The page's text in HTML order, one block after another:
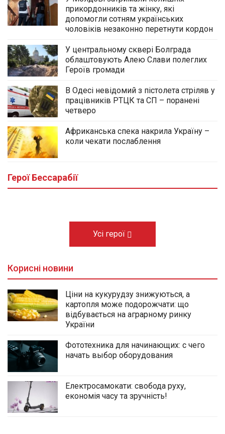
прикордонників та жінку, які
допомогли сотням українських
чоловіків незаконно перетнути кордон
У центральному сквері Болграда
облаштовують Алею Слави полеглих
Героїв громади
В Одесі невідомий з пістолета стріляв у
працівників РТЦК та СП – поранені
четверо
Африканська спека накрила Україну –
коли чекати послаблення
Герої Бессарабії
У центральному сквері Болграда
облаштовують Алею Слави полеглих
Героїв громади
03.08.2026
Усі герої
Корисні новини
Ціни на кукурудзу знижуються, а
картопля може подорожчати: що
відбувається на аграрному ринку
України
Фототехника для начинающих: с чего
начать выбор оборудования
Електросамокати: свобода руху,
економія часу та зручність!